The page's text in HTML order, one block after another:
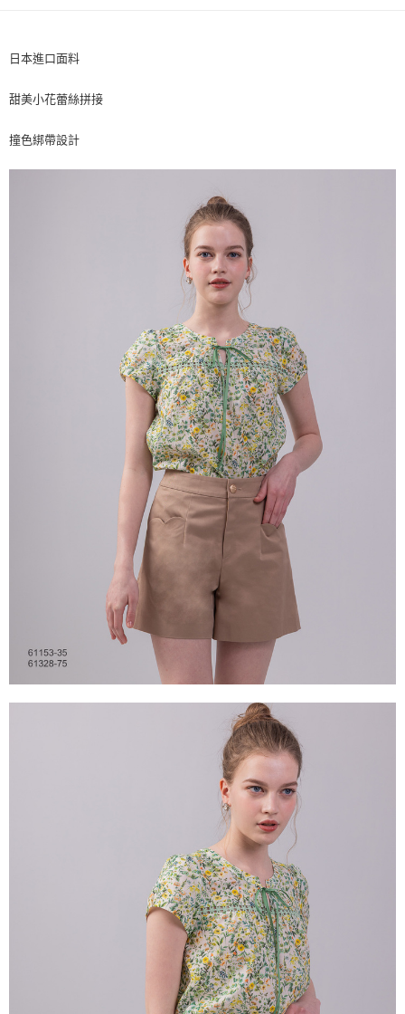
付款後7-11取貨
每筆NT$80，滿NT$2,500(含以上)免運費
日本進口面料
甜美小花蕾絲拼接
撞色綁帶設計